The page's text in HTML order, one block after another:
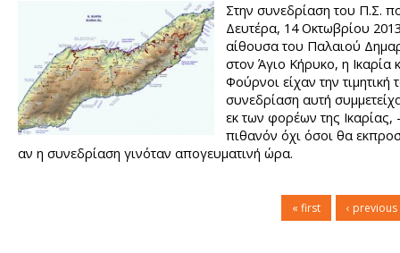
Στην συνεδρίαση του Π.Σ.
Δευτέρα, 14 Οκτωβρίου
αίθουσα του Παλαιού
στον Άγιο Κήρυκο, η Ικαρία
Φούρνοι είχαν την τιμητική
συνεδρίαση αυτή
εκ των φορέων της Ικαρίας,
πιθανόν όχι όσοι θα
αν η συνεδρίαση γινόταν απογευματινή ώρα.
« first ‹ previous